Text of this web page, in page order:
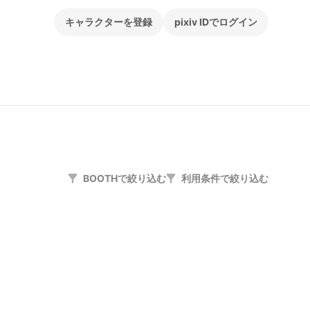
キャラクターを登録 pixiv IDでログイン
BOOTHで絞り込む 利用条件で絞り込む